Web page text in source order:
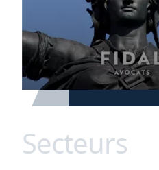
Secteurs